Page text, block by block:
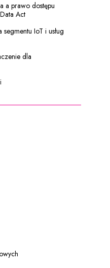
a prawo dostępu
Act
IoT i usług
dla